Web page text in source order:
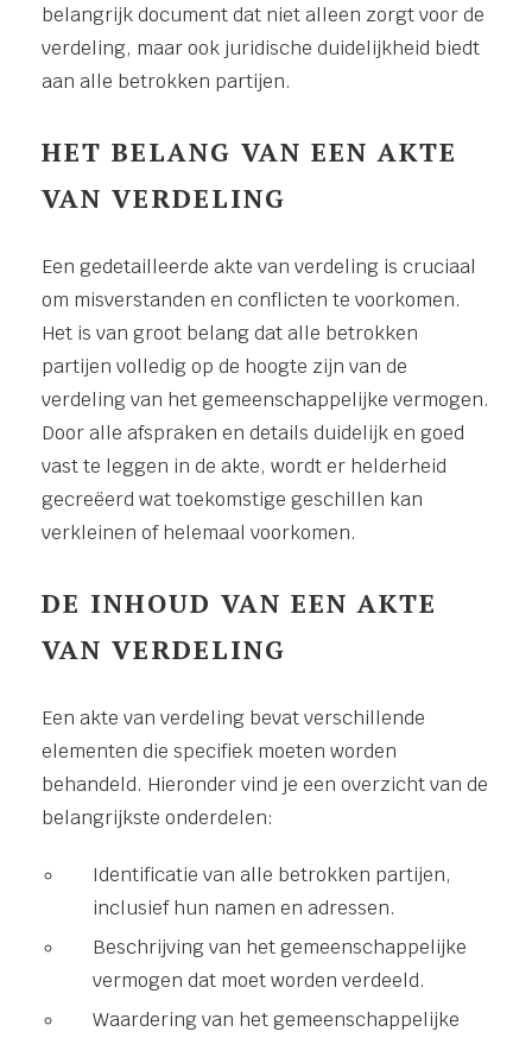
belangrijk document dat niet alleen zorgt voor de
verdeling, maar ook juridische duidelijkheid biedt
aan alle betrokken partijen.
HET BELANG VAN EEN AKTE
VAN VERDELING
Een gedetailleerde akte van verdeling is cruciaal
om misverstanden en conflicten te voorkomen.
Het is van groot belang dat alle betrokken
partijen volledig op de hoogte zijn van de
verdeling van het gemeenschappelijke vermogen.
Door alle afspraken en details duidelijk en goed
vast te leggen in de akte, wordt er helderheid
gecreëerd wat toekomstige geschillen kan
verkleinen of helemaal voorkomen.
DE INHOUD VAN EEN AKTE
VAN VERDELING
Een akte van verdeling bevat verschillende
elementen die specifiek moeten worden
behandeld. Hieronder vind je een overzicht van de
belangrijkste onderdelen:
Identificatie van alle betrokken partijen,
inclusief hun namen en adressen.
Beschrijving van het gemeenschappelijke
vermogen dat moet worden verdeeld.
Waardering van het gemeenschappelijke